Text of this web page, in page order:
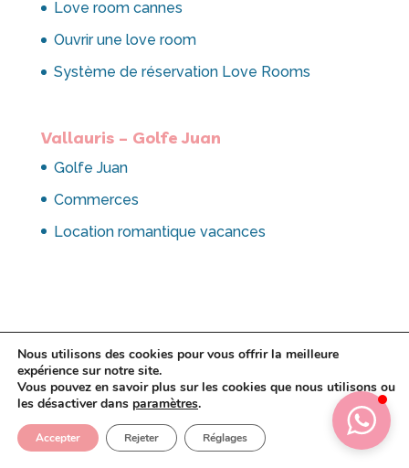
Love room cannes
Ouvrir une love room
Système de réservation Love Rooms
Vallauris – Golfe Juan
Golfe Juan
Commerces
Location romantique vacances
Copyright 2021 Amour Azur - Creation
Gvolution
Nous utilisons des cookies pour vous offrir la meilleure
expérience sur notre site.
Vous pouvez en savoir plus sur les cookies que nous utilisons ou
les désactiver dans paramètres.
Accepter Rejeter Réglages